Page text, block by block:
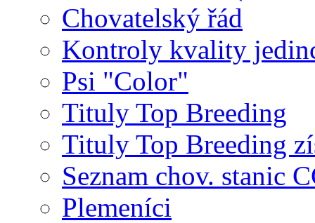
Chovatelský řád
Kontroly kvality
Psi "Color"
Tituly Top Breeding
Tituly Top Breeding
Seznam chov. stanic
Plemeníci